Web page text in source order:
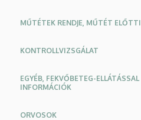
MŰTÉTEK RENDJE, MŰTÉT
KONTROLLVIZSGÁLAT
EGYÉB, FEKVŐBETEG-
INFORMÁCIÓK
ORVOSOK